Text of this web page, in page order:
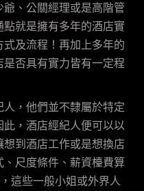
、公關經理或是高階管
就是擁有多年的酒店實
及流程！再加上多年的
否具有實力皆有一定程
，他們並不隸屬於特定
，酒店經紀人便可以以
到酒店工作或是想換店
尺度條件、薪資檯費算
這些一般小姐或外界人